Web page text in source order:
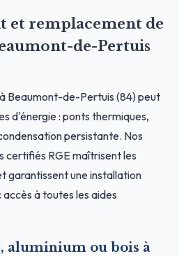
et remplacement de
de-Pertuis
Beaumont-de-Pertuis (84) peut
d'énergie : ponts thermiques,
persistante. Nos
certifiés RGE maîtrisent les
garantissent une installation
à toutes les aides
aluminium ou bois à